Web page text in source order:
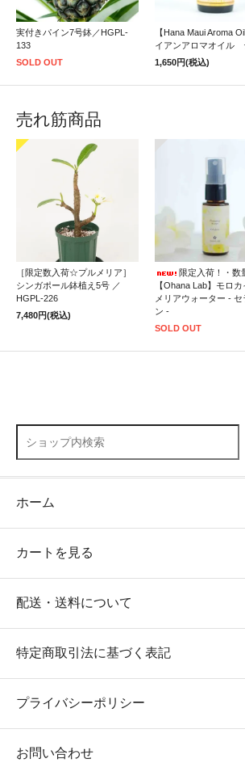
実付きパイン7号鉢／HGPL-
133
SOLD OUT
【Hana Maui Aroma
イアンアロマオイル
1,650円(税込)
売れ筋商品
［限定数入荷☆プルメリア］
シンガポール鉢植え5号 ／
HGPL-226
7,480円(税込)
限定入荷！・数
【Ohana Lab】モロ
メリアウォーター - セ
ン -
SOLD OUT
ホーム
カートを見る
配送・送料について
特定商取引法に基づく表記
プライバシーポリシー
お問い合わせ